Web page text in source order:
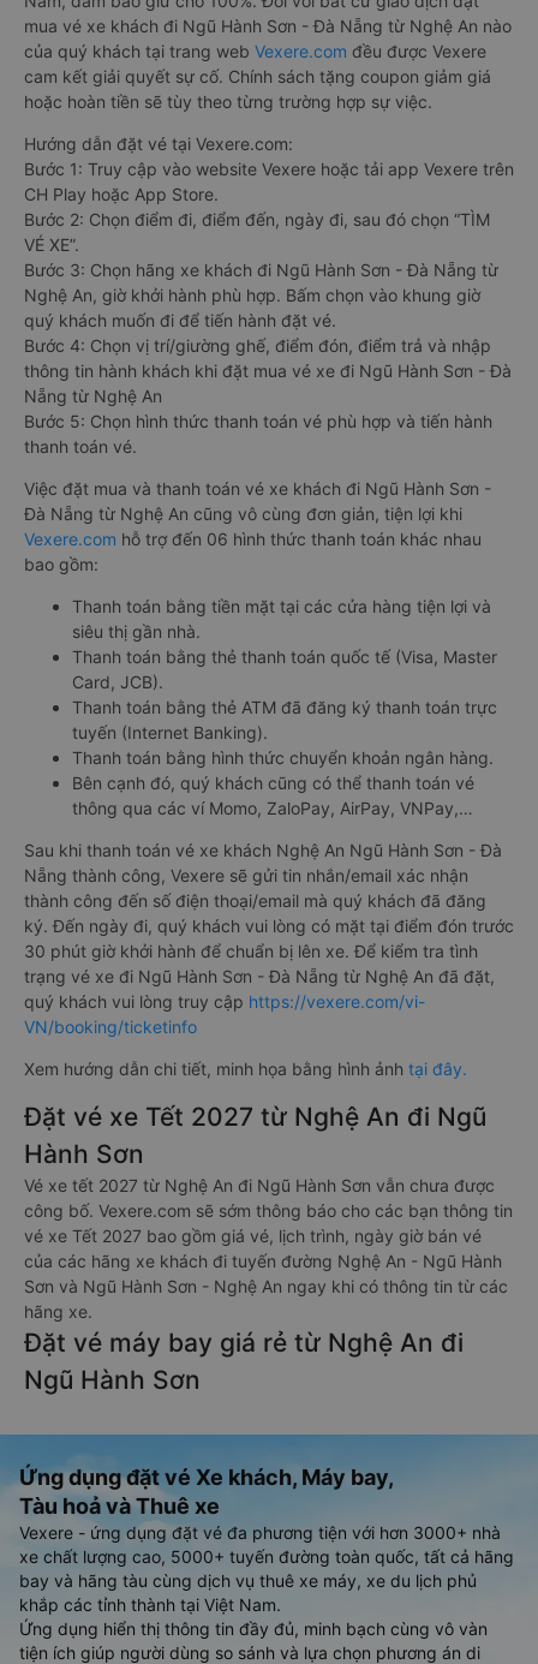
mua vé xe khách đi Ngũ Hành Sơn - Đà Nẵng từ Nghệ An nào
của quý khách tại trang web Vexere.com đều được Vexere
cam kết giải quyết sự cố. Chính sách tặng coupon giảm giá
hoặc hoàn tiền sẽ tùy theo từng trường hợp sự việc.
Hướng dẫn đặt vé tại Vexere.com:
Bước 1: Truy cập vào website Vexere hoặc tải app Vexere trên
CH Play hoặc App Store.
Bước 2: Chọn điểm đi, điểm đến, ngày đi, sau đó chọn “TÌM
VÉ XE”.
Bước 3: Chọn hãng xe khách đi Ngũ Hành Sơn - Đà Nẵng từ
Nghệ An, giờ khởi hành phù hợp. Bấm chọn vào khung giờ
quý khách muốn đi để tiến hành đặt vé.
Bước 4: Chọn vị trí/giường ghế, điểm đón, điểm trả và nhập
thông tin hành khách khi đặt mua vé xe đi Ngũ Hành Sơn - Đà
Nẵng từ Nghệ An
Bước 5: Chọn hình thức thanh toán vé phù hợp và tiến hành
thanh toán vé.
Việc đặt mua và thanh toán vé xe khách đi Ngũ Hành Sơn -
Đà Nẵng từ Nghệ An cũng vô cùng đơn giản, tiện lợi khi
Vexere.com hỗ trợ đến 06 hình thức thanh toán khác nhau
bao gồm:
Thanh toán bằng tiền mặt tại các cửa hàng tiện lợi và
siêu thị gần nhà.
Thanh toán bằng thẻ thanh toán quốc tế (Visa, Master
Card, JCB).
Thanh toán bằng thẻ ATM đã đăng ký thanh toán trực
tuyến (Internet Banking).
Thanh toán bằng hình thức chuyển khoản ngân hàng.
Bên cạnh đó, quý khách cũng có thể thanh toán vé
thông qua các ví Momo, ZaloPay, AirPay, VNPay,…
Sau khi thanh toán vé xe khách Nghệ An Ngũ Hành Sơn - Đà
Nẵng thành công, Vexere sẽ gửi tin nhắn/email xác nhận
thành công đến số điện thoại/email mà quý khách đã đăng
ký. Đến ngày đi, quý khách vui lòng có mặt tại điểm đón trước
30 phút giờ khởi hành để chuẩn bị lên xe. Để kiểm tra tình
trạng vé xe đi Ngũ Hành Sơn - Đà Nẵng từ Nghệ An đã đặt,
quý khách vui lòng truy cập https://vexere.com/vi-
VN/booking/ticketinfo
Xem hướng dẫn chi tiết, minh họa bằng hình ảnh tại đây.
Đặt vé xe Tết 2027 từ Nghệ An đi Ngũ
Hành Sơn
Vé xe tết 2027 từ Nghệ An đi Ngũ Hành Sơn vẫn chưa được
công bố. Vexere.com sẽ sớm thông báo cho các bạn thông tin
vé xe Tết 2027 bao gồm giá vé, lịch trình, ngày giờ bán vé
của các hãng xe khách đi tuyến đường Nghệ An - Ngũ Hành
Sơn và Ngũ Hành Sơn - Nghệ An ngay khi có thông tin từ các
hãng xe.
Đặt vé máy bay giá rẻ từ Nghệ An đi
Ngũ Hành Sơn
Ứng dụng đặt vé Xe khách, Máy bay,
Tàu hoả và Thuê xe
Vexere - ứng dụng đặt vé đa phương tiện với hơn 3000+ nhà
xe chất lượng cao, 5000+ tuyến đường toàn quốc, tất cả hãng
bay và hãng tàu cùng dịch vụ thuê xe máy, xe du lịch phủ
khắp các tỉnh thành tại Việt Nam.
Ứng dụng hiển thị thông tin đầy đủ, minh bạch cùng vô vàn
tiện ích giúp người dùng so sánh và lựa chọn phương án di